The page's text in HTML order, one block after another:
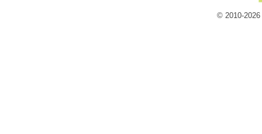
© 2010-2026